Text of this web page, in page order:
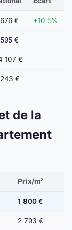
€ +10.5%
€
107 €
€
de la
Prix/m²
1 800 €
2 793 €